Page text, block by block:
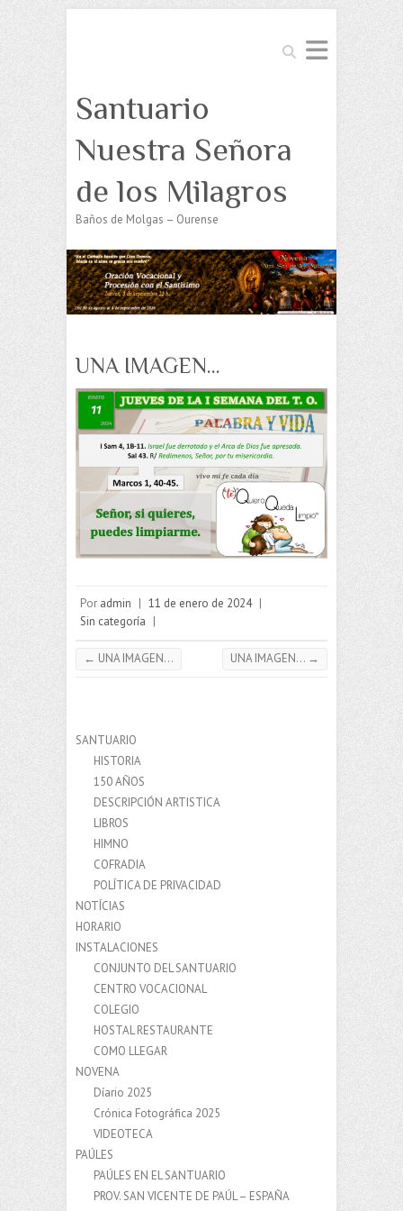
Buscar
Santuario
Nuestra Señora
de los Milagros
Baños de Molgas – Ourense
UNA IMAGEN…
Por admin | 11 de enero de 2024 |
Sin categoría |
← UNA IMAGEN… UNA IMAGEN… →
SANTUARIO
HISTORIA
150 AÑOS
DESCRIPCIÓN ARTISTICA
LIBROS
HIMNO
COFRADIA
POLÍTICA DE PRIVACIDAD
NOTÍCIAS
HORARIO
INSTALACIONES
CONJUNTO DEL SANTUARIO
CENTRO VOCACIONAL
COLEGIO
HOSTAL RESTAURANTE
COMO LLEGAR
NOVENA
Díario 2025
Crónica Fotográfica 2025
VIDEOTECA
PAÚLES
PAÚLES EN EL SANTUARIO
PROV. SAN VICENTE DE PAÚL – ESPAÑA